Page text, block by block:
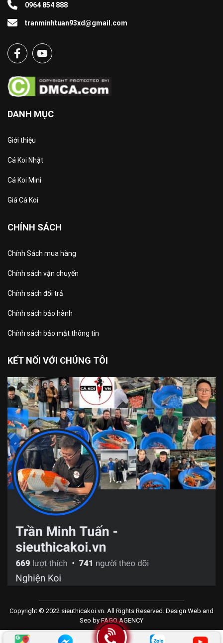
0964 854 888
tranminhtuan93xd@gmail.com
DANH MỤC
Giới thiệu
Cá Koi Nhật
Cá Koi Mini
Giá Cá Koi
CHÍNH SÁCH
Chính Sách mua hàng
Chính sách vận chuyển
Chính sách đổi trả
Chính sách bảo hành
Chính sách bảo mật thông tin
KẾT NỐI VỚI CHÚNG TÔI
Copyright © 2022 sieuthicakoi.vn. All Rights Reserved. Design Web and
Seo byFAGO AGENCY